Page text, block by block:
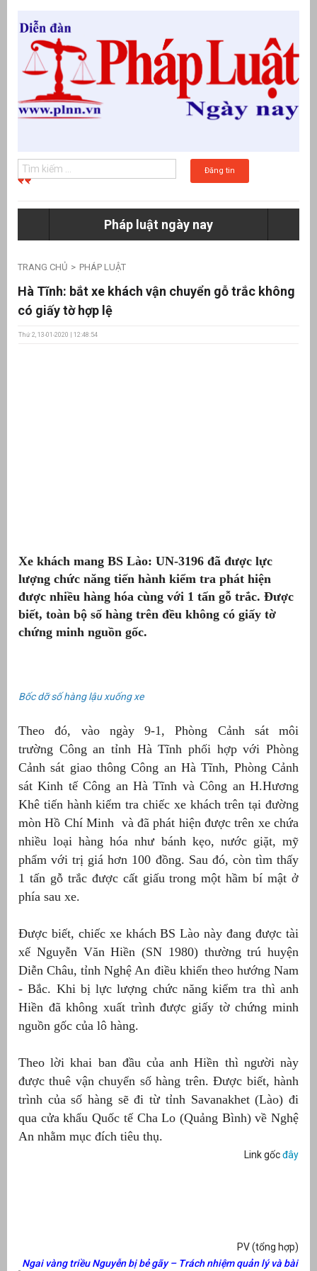
Đăng tin
Pháp luật ngày nay
TRANG CHỦ PHÁP LUẬT
Hà Tĩnh: bắt xe khách vận chuyển gỗ trắc không
có giấy tờ hợp lệ
Thứ 2, 13-01-2020 | 12:48:54
Xe khách mang BS Lào: UN-3196 đã được lực
lượng chức năng tiến hành kiểm tra phát hiện
được nhiều hàng hóa cùng với 1 tấn gỗ trắc. Được
biết, toàn bộ số hàng trên đều không có giấy tờ
chứng minh nguồn gốc.
Bốc dỡ số hàng lậu xuống xe
Theo đó, vào ngày 9-1, Phòng Cảnh sát môi
trường Công an tỉnh Hà Tĩnh phối hợp với Phòng
Cảnh sát giao thông Công an Hà Tĩnh, Phòng Cảnh
sát Kinh tế Công an Hà Tĩnh và Công an H.Hương
Khê tiến hành kiểm tra chiếc xe khách trên tại đường
mòn Hồ Chí Minh và đã phát hiện được trên xe chứa
nhiều loại hàng hóa như bánh kẹo, nước giặt, mỹ
phẩm với trị giá hơn 100 đồng. Sau đó, còn tìm thấy
1 tấn gỗ trắc được cất giấu trong một hầm bí mật ở
phía sau xe.
Được biết, chiếc xe khách BS Lào này đang được tài
xế Nguyễn Văn Hiền (SN 1980) thường trú huyện
Diễn Châu, tỉnh Nghệ An điều khiển theo hướng Nam
- Bắc. Khi bị lực lượng chức năng kiểm tra thì anh
Hiền đã không xuất trình được giấy tờ chứng minh
nguồn gốc của lô hàng.
Theo lời khai ban đầu của anh Hiền thì người này
được thuê vận chuyển số hàng trên. Được biết, hành
trình của số hàng sẽ đi từ tỉnh Savanakhet (Lào) đi
qua cửa khẩu Quốc tế Cha Lo (Quảng Bình) về Nghệ
An nhằm mục đích tiêu thụ.
Link gốcđây
PV (tổng hợp)
Ngai vàng triều Nguyễn bị bẻ gãy – Trách nhiệm quản lý và bài